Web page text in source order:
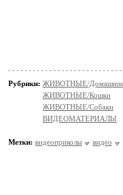
Рубрики: ЖИВОТНЫЕ/Домашние
ЖИВОТНЫЕ/Кошки
ЖИВОТНЫЕ/Собаки
ВИДЕОМАТЕРИАЛЫ
Метки: видеоприколы видео